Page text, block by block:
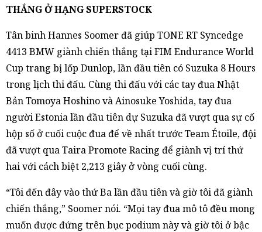
THẮNG Ở HẠNG SUPERSTOCK
Tân binh Hannes Soomer đã giúp TONE RT Syncedge
4413 BMW giành chiến thắng tại FIM Endurance World
Cup trang bị lốp Dunlop, lần đầu tiên có Suzuka 8 Hours
trong lịch thi đấu. Cùng thi đấu với các tay đua Nhật
Bản Tomoya Hoshino và Ainosuke Yoshida, tay đua
người Estonia lần đầu tiên dự Suzuka đã vượt qua sự cố
hộp số ở cuối cuộc đua để về nhất trước Team Étoile, đội
đã vượt qua Taira Promote Racing để giành vị trí thứ
hai với cách biệt 2,213 giây ở vòng cuối cùng.
“Tôi đến đây vào thứ Ba lần đầu tiên và giờ tôi đã giành
chiến thắng,” Soomer nói. “Mọi tay đua mô tô đều mong
muốn được đứng trên bục podium này và giờ tôi ở bậc